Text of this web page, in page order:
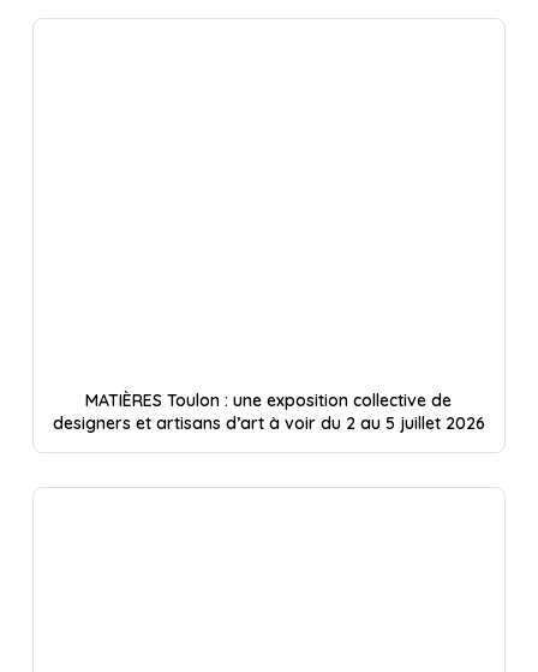
MATIÈRES Toulon : une exposition collective de
designers et artisans d’art à voir du 2 au 5 juillet 2026